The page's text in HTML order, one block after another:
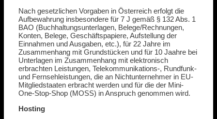
Nach gesetzlichen Vorgaben in Österreich erfolgt die
Aufbewahrung insbesondere für 7 J gemäß § 132 Abs. 1
BAO (Buchhaltungsunterlagen, Belege/Rechnungen,
Konten, Belege, Geschäftspapiere, Aufstellung der
Einnahmen und Ausgaben, etc.), für 22 Jahre im
Zusammenhang mit Grundstücken und für 10 Jaahre bei
Unterlagen im Zusammenhang mit elektronisch
erbrachten Leistungen, Telekommunikations-, Rundfunk-
und Fernsehleistungen, die an Nichtunternehmer in EU-
Mitgliedstaaten erbracht werden und für die der Mini-
One-Stop-Shop (MOSS) in Anspruch genommen wird.
Hosting